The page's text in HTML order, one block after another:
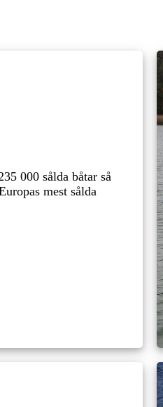
000 sålda båtar så
mest sålda